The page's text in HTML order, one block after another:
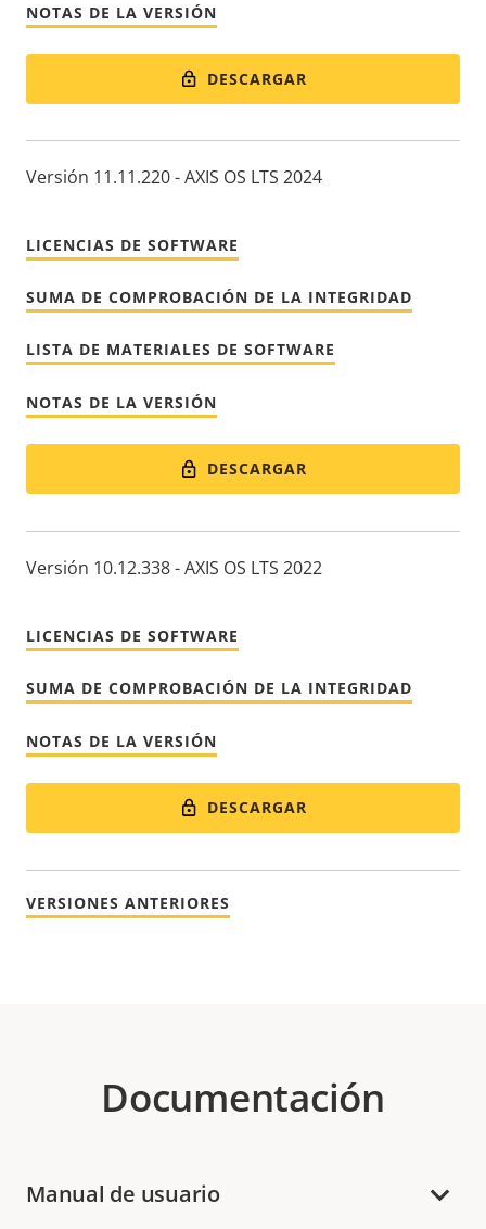
NOTAS DE LA VERSIÓN
DESCARGAR
Versión 11.11.220 - AXIS OS LTS 2024
LICENCIAS DE SOFTWARE
SUMA DE COMPROBACIÓN DE LA INTEGRIDAD
LISTA DE MATERIALES DE SOFTWARE
NOTAS DE LA VERSIÓN
DESCARGAR
Versión 10.12.338 - AXIS OS LTS 2022
LICENCIAS DE SOFTWARE
SUMA DE COMPROBACIÓN DE LA INTEGRIDAD
NOTAS DE LA VERSIÓN
DESCARGAR
VERSIONES ANTERIORES
Documentación
Manual de usuario